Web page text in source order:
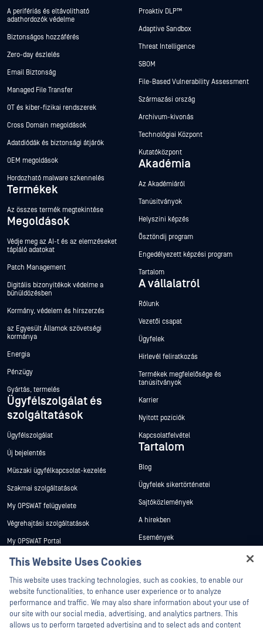
A perifériás és eltávolítható
adathordozók védelme
Biztonságos hozzáférés
Zero-day észlelés
Email Biztonság
Managed File Transfer
OT és kiber-fizikai rendszerek
Cross Domain megoldások
Adatdiódák és biztonsági átjárók
OEM megoldások
Hordozható malware szkennelés
Termékek
Az összes termék megtekintése
Megoldások
Védje meg az AI-t és az elemzéseket
tápláló adatokat
Patch Management
Digitális bizonyítékok védelme a
bűnüldözésben
Kormány, védelem és hírszerzés
az Egyesült Államok szövetségi
kormánya
Energia
Pénzügy
Gyártás, termelés
Ügyfélszolgálat és
szolgáltatások
Ügyfélszolgálat
Új bejelentés
Műszaki ügyfélkapcsolat-kezelés
Szakmai szolgáltatások
My OPSWAT felügyelete
Végrehajtási szolgáltatások
My OPSWAT Portal
Műszaki dokumentáció
Képzések
Biztonsági sebezhetőségi program
Partnerek
Tanúsítvány
Proaktív DLP™
Adaptive Sandbox
Threat Intelligence
SBOM
File-Based Vulnerability Assessment
Származási ország
Archívum-kivonás
Technológiai Központ
Kutatóközpont
Akadémia
Az Akadémiáról
Tanúsítványok
Helyszíni képzés
Ösztöndíj program
Engedélyezett képzési program
Tartalom
A vállalatról
Rólunk
Vezetői csapat
Ügyfelek
Hírlevél feliratkozás
Termékek megfelelősége és
tanúsítványok
Karrier
Nyitott pozíciók
Kapcsolatfelvétel
Tartalom
Blog
Ügyfelek sikertörténetei
Sajtóközlemények
A hírekben
Események
Fehér könyvek
This Website Uses Cookies
This website uses tracking technologies, such as cookies, to enable our
website functionalities, to enhance user experience or to analyze
performance and traffic. We may also share information about your use of
our site with our social media, advertising, and analytics partners. This
allows us to perform targeted advertising and to select ads and content
Hey there!
I'm Ozzy, your OPSWAT virtual assistant.
How can I help you secure what's critical
today?